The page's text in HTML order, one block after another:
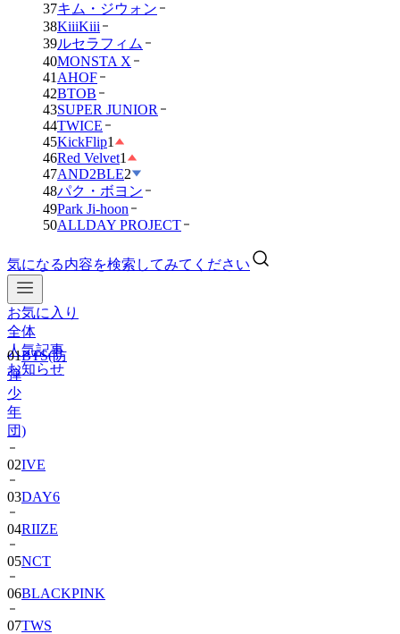
37キム・ジウォン
38KiiiKiii
39ルセラフィム
40MONSTA X
41 AHOF
42BTOB
43SUPER JUNIOR
44TWICE
45KickFlip1
46Red Velvet1
47AND2BLE2
48パク・ボヨン
49Park Ji-hoon
50ALLDAY PROJECT
気になる内容を検索してみてください
お気に入り
全体
人気記事
お知らせ
01BTS(防
弾
少
年
団)
02 IVE
03DAY6
04RIIZE
05NCT
06BLACKPINK
07TWS
08